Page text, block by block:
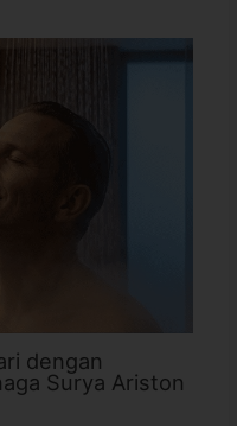
dengan
Surya Ariston